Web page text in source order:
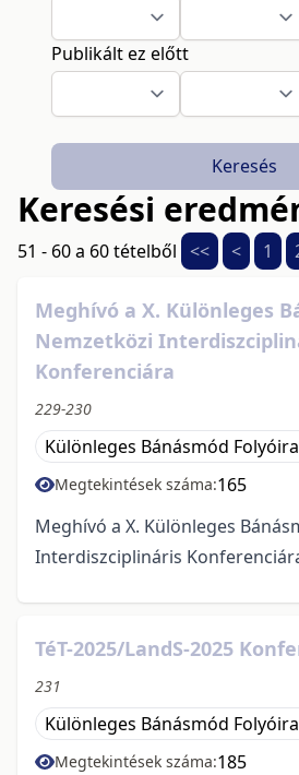
Publikált ez előtt
Keresés
Keresési
51 - 60 a 60 tételből << < 1
Meghívó a X. Különleges
Nemzetközi
Konferenciára
229-230
Különleges Bánásmód
Megtekintések száma:165
Meghívó a X. Különleges
Interdiszciplináris
TéT-2025/LandS-2025
231
Különleges Bánásmód
Megtekintések száma:185